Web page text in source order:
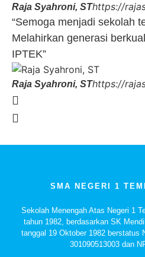
Raja Syahroni, SThttps://
“Semoga menjadi sekolah
Melahirkan generasi
IPTEK”
Raja Syahroni, SThttps://
SMA NEGERI 1
Sekolah Menengah Atas Negeri 1
tahun 1982, berdasarkan SK
tanggal 19 Oktober 1982 berstatus
301090513003 dan